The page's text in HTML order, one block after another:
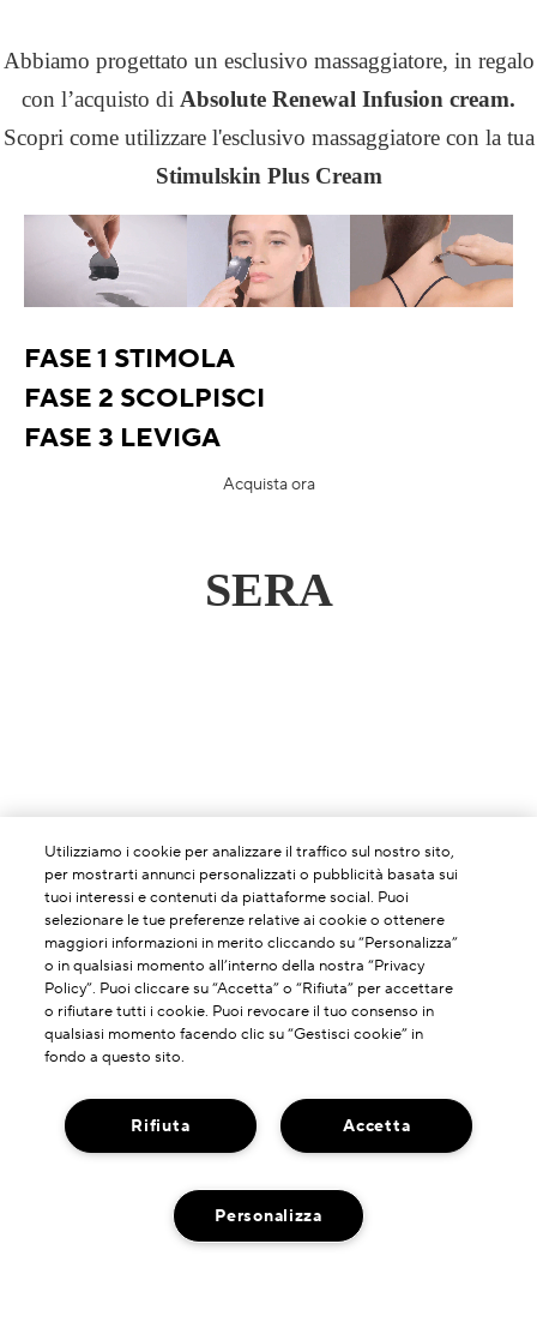
Abbiamo progettato un esclusivo massaggiatore, in regalo
con l’acquisto di Absolute Renewal Infusion cream.
Scopri come utilizzare l'esclusivo massaggiatore con la tua
Stimulskin Plus Cream
FASE 1 STIMOLA
FASE 2 SCOLPISCI
FASE 3 LEVIGA
Acquista ora
SERA
INFORMAZIONI SU DI NOI
Potere Della Formulazione
HAI BISOGNO DI ASSISTENZA?
Utilizziamo i cookie per analizzare il traffico sul nostro sito,
per mostrarti annunci personalizzati o pubblicità basata sui
tuoi interessi e contenuti da piattaforme social. Puoi
selezionare le tue preferenze relative ai cookie o ottenere
maggiori informazioni in merito cliccando su “Personalizza”
o in qualsiasi momento all’interno della nostra “Privacy
Policy”. Puoi cliccare su “Accetta” o “Rifiuta” per accettare
o rifiutare tutti i cookie. Puoi revocare il tuo consenso in
qualsiasi momento facendo clic su “Gestisci cookie” in
fondo a questo sito.
Accetta
Rifiuta
Personalizza